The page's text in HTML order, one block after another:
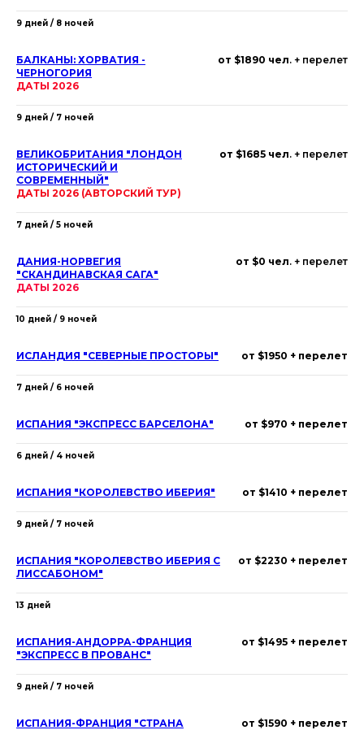
9 дней / 8 ночей
БАЛКАНЫ: ХОРВАТИЯ -
ЧЕРНОГОРИЯ
ДАТЫ 2026
от $1890 чел. + перелет
9 дней / 7 ночей
ВЕЛИКОБРИТАНИЯ "ЛОНДОН
ИСТОРИЧЕСКИЙ И
СОВРЕМЕННЫЙ"
ДАТЫ 2026 (АВТОРСКИЙ ТУР)
от $1685 чел. + перелет
7 дней / 5 ночей
ДАНИЯ-НОРВЕГИЯ
"СКАНДИНАВСКАЯ САГА"
ДАТЫ 2026
от $0 чел. + перелет
10 дней / 9 ночей
ИСЛАНДИЯ "СЕВЕРНЫЕ ПРОСТОРЫ" от $1950 + перелет
7 дней / 6 ночей
ИСПАНИЯ "ЭКСПРЕСС БАРСЕЛОНА" от $970 + перелет
6 дней / 4 ночей
ИСПАНИЯ "КОРОЛЕВСТВО ИБЕРИЯ" от $1410 + перелет
9 дней / 7 ночей
ИСПАНИЯ "КОРОЛЕВСТВО ИБЕРИЯ С
ЛИССАБОНОМ"
от $2230 + перелет
13 дней
ИСПАНИЯ-АНДОРРА-ФРАНЦИЯ
"ЭКСПРЕСС В ПРОВАНС"
от $1495 + перелет
9 дней / 7 ночей
ИСПАНИЯ-ФРАНЦИЯ "СТРАНА
от $1590 + перелет